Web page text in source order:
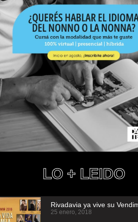
LO + LEIDO
Rivadavia ya vive su
25 enero, 2018